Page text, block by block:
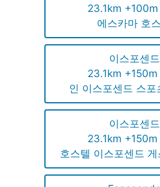
23.1km +100m
에스카마 호
이스포센드
23.1km +150m
인 이스포센드 스포
이스포센드
23.1km +150m
호스텔 이스포센드